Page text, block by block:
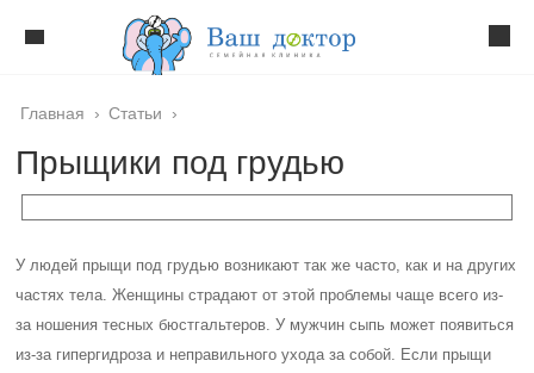
Главная › Статьи ›
Прыщики под грудью
У людей прыщи под грудью возникают так же часто, как и на других
частях тела. Женщины страдают от этой проблемы чаще всего из-
за ношения тесных бюстгальтеров. У мужчин сыпь может появиться
из-за гипергидроза и неправильного ухода за собой. Если прыщи